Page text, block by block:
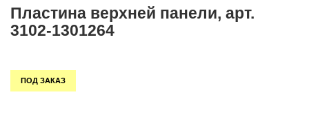
О компании
Контакты
Доставка
Пластина верхней панели, арт.
3102-1301264
ПОД ЗАКАЗ